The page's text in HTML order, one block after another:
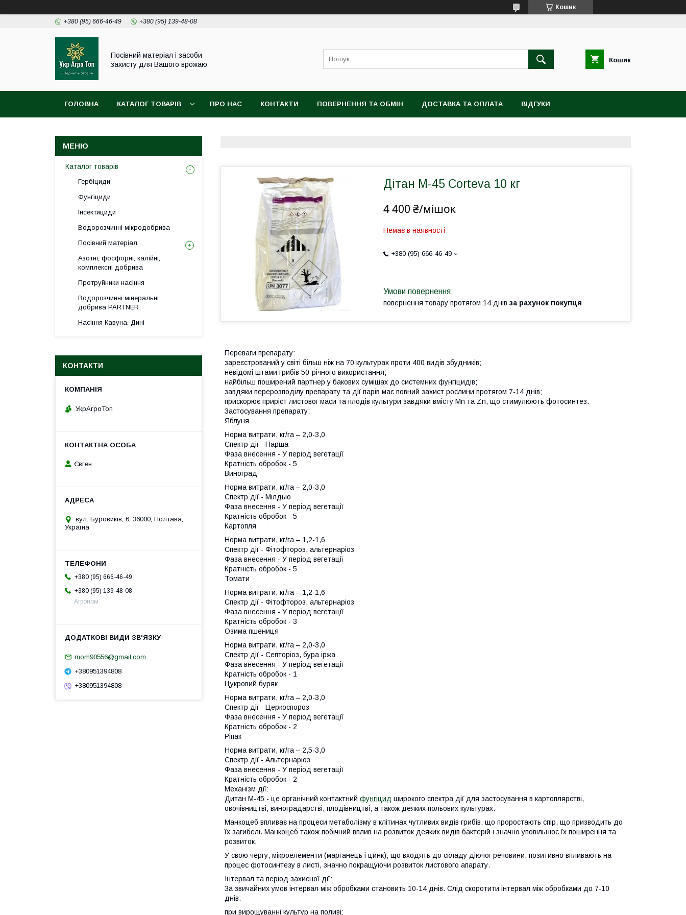
Кошик
+380 (95) 666-46-49 +380 (95) 139-48-08
Посівний матеріал і засоби
захисту для Вашого врожаю
Кошик
ГОЛОВНА КАТАЛОГ ТОВАРІВ ПРО НАС КОНТАКТИ ПОВЕРНЕННЯ ТА ОБМІН ДОСТАВКА ТА ОПЛАТА ВІДГУКИ
Дітан М-45 Corteva 10 кг
4 400 ₴/мішок
Немає в наявності
+380 (95) 666-46-49
повернення товару протягом 14 днів за рахунок покупця
Переваги препарату:
зареєстрований у світі більш ніж на 70 культурах проти 400 видів збудників;
невідомі штами грибів 50-річного використання;
найбільш поширений партнер у бакових сумішах до системних фунгіцидів;
завдяки перерозподілу препарату та дії парів має повний захист рослини протягом 7-14 днів;
прискорює приріст листової маси та плодів культури завдяки вмісту Mn та Zn, що стимулюють фотосинтез.
Застосування препарату:
Яблуня
Норма витрати, кг/га – 2,0-3,0
Спектр дії - Парша
Фаза внесення - У період вегетації
Кратність обробок - 5
Виноград
Норма витрати, кг/га – 2,0-3,0
Спектр дії - Мілдью
Фаза внесення - У період вегетації
Кратність обробок - 5
Картопля
Норма витрати, кг/га – 1,2-1,6
Спектр дії - Фітофтороз, альтернаріоз
Фаза внесення - У період вегетації
Кратність обробок - 5
Томати
Норма витрати, кг/га – 1,2-1,6
Спектр дії - Фітофтороз, альтернаріоз
Фаза внесення - У період вегетації
Кратність обробок - 3
Озима пшениця
Норма витрати, кг/га – 2,0-3,0
Спектр дії - Септоріоз, бура іржа
Фаза внесення - У період вегетації
Кратність обробок - 1
Цукровий буряк
Норма витрати, кг/га – 2,0-3,0
Спектр дії - Церкоспороз
Фаза внесення - У період вегетації
Кратність обробок - 2
Ріпак
Норма витрати, кг/га – 2,5-3,0
Спектр дії - Альтернаріоз
Фаза внесення - У період вегетації
Кратність обробок - 2
Механізм дії:
Дитан М-45 - це органічний контактний фунгіцид широкого спектра дії для застосування в картоплярстві,
овочівництві, виноградарстві, плодівництві, а також деяких польових культурах.
Манкоцеб впливає на процеси метаболізму в клітинах чутливих видів грибів, що проростають спір, що призводить до
їх загибелі. Манкоцеб також побічний вплив на розвиток деяких видів бактерій і значно уповільнює їх поширення та
розвиток.
У свою чергу, мікроелементи (марганець і цинк), що входять до складу діючої речовини, позитивно впливають на
процес фотосинтезу в листі, значно покращуючи розвиток листового апарату.
Інтервал та період захисної дії:
За звичайних умов інтервал між обробками становить 10-14 днів. Слід скоротити інтервал між обробками до 7-10
днів:
при вирощуванні культур на поливі;
Каталог товарів
Гербіциди
Фунгіциди
Інсектициди
Водорозчинні мікродобрива
Посівний матеріал
Азотні, фосфорні, калійні,
комплексні добрива
Протруйники насіння
Водорозчинні мінеральні
добрива PARTNER
Насіння Кавуна, Дині
КОНТАКТИ
УкрАгроТоп
Євген
вул. Буровиків, 6, 36000, Полтава,
Україна
+380 (95) 666-46-49
+380 (95) 139-48-08
Агроном
mom90556@gmail.com
+380951394808
+380951394808